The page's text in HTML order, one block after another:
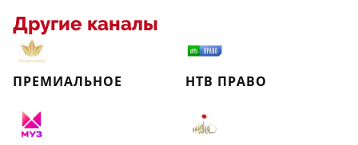
Другие каналы
ПРЕМИАЛЬНОЕ НТВ ПРАВО